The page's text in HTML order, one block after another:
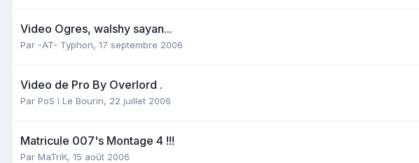
Video Ogres, walshy sayan...
Par -AT- Typhon, 17 septembre 2006
Video de Pro By Overlord .
Par PoS I Le Bourin, 22 juillet 2006
Matricule 007's Montage 4 !!!
Par MaTriK, 15 août 2006